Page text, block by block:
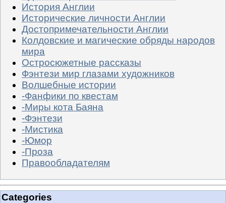
История Англии
Исторические личности Англии
Достопримечательности Англии
Колдовские и магические обряды народов
мира
Остросюжетные рассказы
Фэнтези мир глазами художников
Волшебные истории
-Фанфики по квестам
-Миры кота Баяна
-Фэнтези
-Мистика
-Юмор
-Проза
Правообладателям
Categories